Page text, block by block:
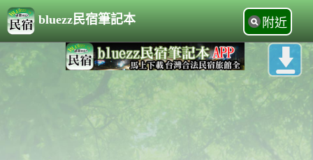
bluezz民宿筆記本 附近